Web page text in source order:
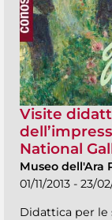
Visite
National
Museo dell'Ara
01/11/2013 - 23/
Didattica per le